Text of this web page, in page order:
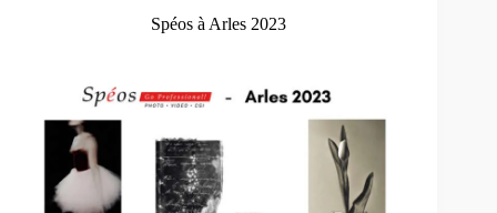
Spéos à Arles 2023